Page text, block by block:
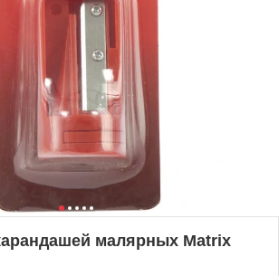
малярных Matrix